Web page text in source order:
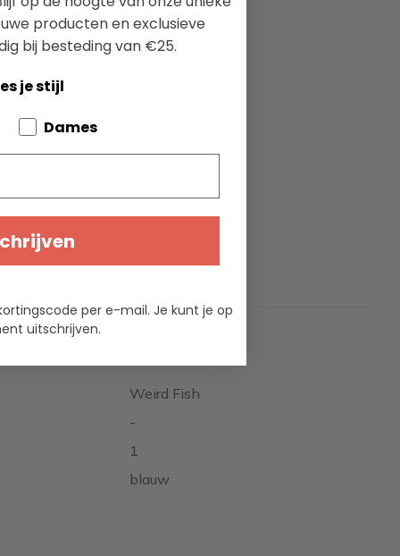
Weird Fish
-
1
blauw
producten en exclusieve
bij besteding van €25.
je stijl
your pets
Dames
per e-mail. Je kunt je op
uitschrijven.